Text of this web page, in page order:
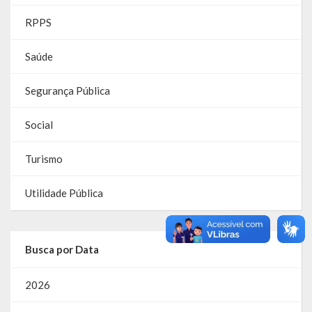
Parcerias – LEI 13.019/2014
RGF
RPPS
RREO
LDO
RPPS
Saúde
Segurança Pública
Social
Turismo
Utilidade Pública
Busca por Data
2026